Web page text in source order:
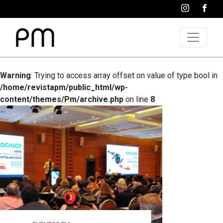
Warning: Trying to access array offset on value of type bool in
/home/revistapm/public_html/wp-
content/themes/Pm/archive.php on line 8